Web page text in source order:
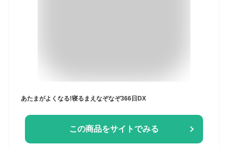
あたまがよくなる!寝るまえなぞなぞ366日DX
この商品をサイトでみる